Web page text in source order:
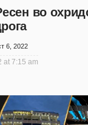
во
6, 2022
at 7:15 am